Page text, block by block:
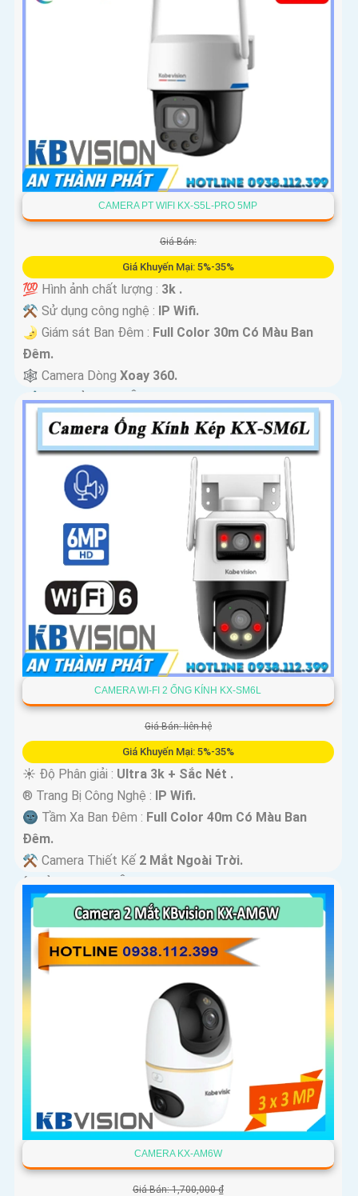
CAMERA PT WIFI KX-S5L-PRO 5MP
Giá Bán:
Giá Khuyến Mại: 5%-35%
💯 Hình ảnh chất lượng : 3k .
⚒ Sử dụng công nghệ : IP Wifi.
🌛 Giám sát Ban Đêm : Full Color 30m Có Màu Ban
Ðêm.
🕸️ Camera Dòng Xoay 360.
️📢 Đặt Điểm :Thu Âm Và Loa.
CAMERA WI-FI 2 ỐNG KÍNH KX-SM6L
Giá Bán: liên hệ
Giá Khuyến Mại: 5%-35%
☀️ Độ Phân giải : Ultra 3k + Sắc Nét .
®️ Trang Bị Công Nghệ : IP Wifi.
🌚 Tầm Xa Ban Đêm : Full Color 40m Có Màu Ban
Ðêm.
⚒ Camera Thiết Kế 2 Mắt Ngoài Trời.
️ƒ Khả Năng :Thu Âm Và Loa.
CAMERA KX-AM6W
Giá Bán: 1,700,000 ₫